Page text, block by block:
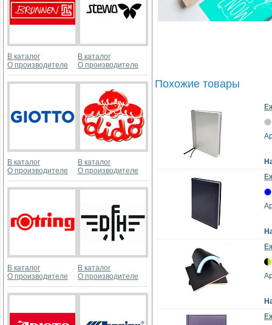
В каталог
О производителе
В каталог
О производителе
В каталог
О производителе
В каталог
О производителе
В каталог
О производителе
В каталог
О производителе
Похожие товары